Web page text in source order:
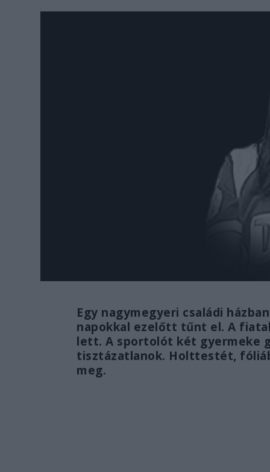
Egy nagymegyeri családi
napokkal ezelőtt tűnt el. A
lett. A sportolót két gyermeke
tisztázatlanok. Holttestét,
meg.